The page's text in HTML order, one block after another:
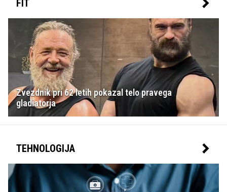
FIT
Zvezdnik pri 62 letih pokazal telo pravega
gladiatorja
TEHNOLOGIJA